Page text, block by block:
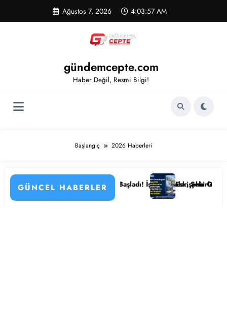
Ağustos 7, 2026 4:03:57 AM
gündemcepte.com
Haber Değil, Resmi Bilgi!
Başlangıç 2026 Haberleri
GÜNCEL HABERLER
Detayları
Hastanesi Personel Alımı Başladı! İşte Kadrolar, Şehirler ve
Eskişehir Osmangazi